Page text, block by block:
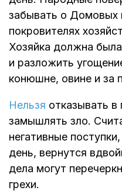
забывать о
покровителях
Хозяйка должна
и разложить
конюшне, овине и за
Нельзя отказывать
замышлять зло.
негативные
день, вернутся
дела могут
грехи.